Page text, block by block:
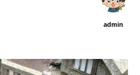
admin